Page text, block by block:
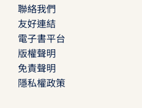
聯絡我們
友好連結
電子書平台
版權聲明
免責聲明
隱私權政策